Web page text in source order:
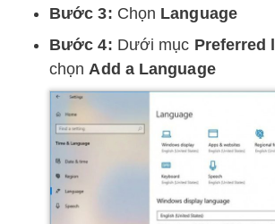
Bước 3: Chọn Language
Bước 4: Dưới mục Preferred
chọnAdd a Language